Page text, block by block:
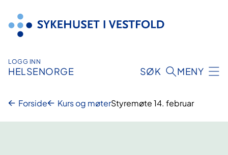
innhold
LOGG INN
HELSENORGE SØK MENY
Forside Kurs og møterStyremøte 14. februar